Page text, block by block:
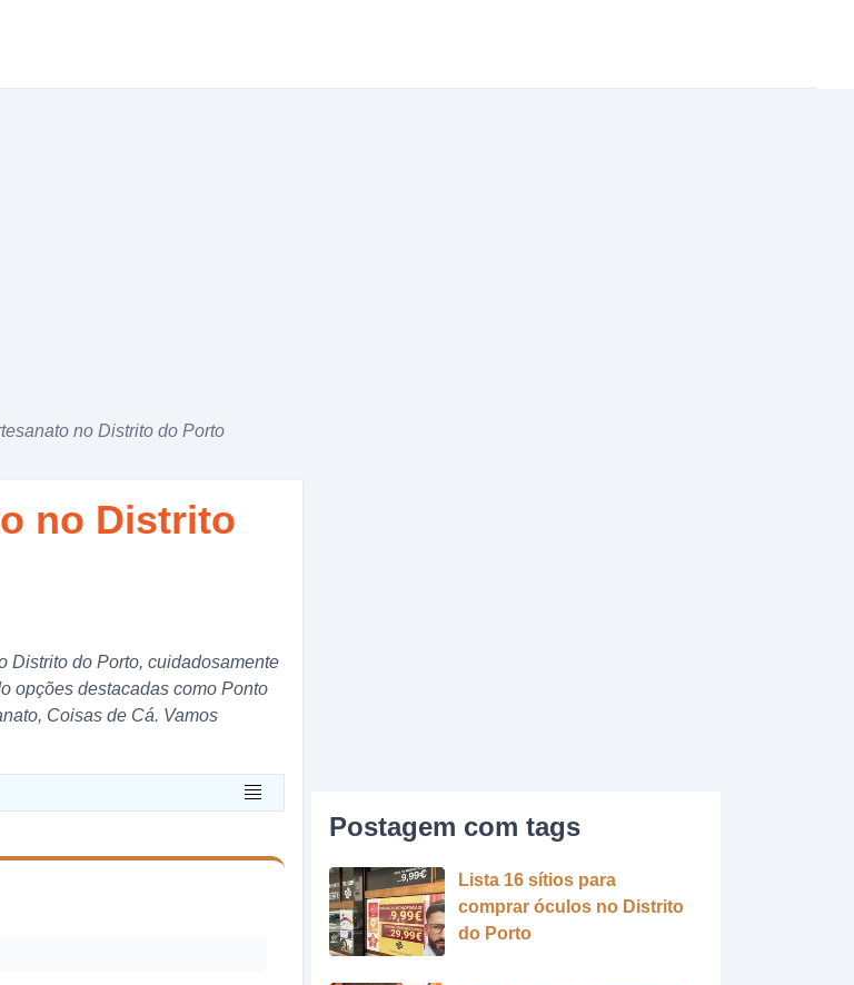
no Distrito do Porto
no Distrito
Distrito do Porto, cuidadosamente
opções destacadas como Ponto
Coisas de Cá. Vamos
Postagem com tags
Lista 16 sítios para
comprar óculos no Distrito
do Porto